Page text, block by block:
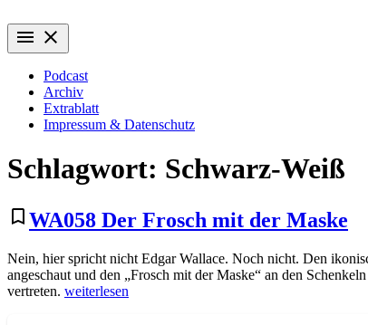
Inhalt
springen
Wiederaufführung
Alte Filme. Neu entdeckt.
menu close
Podcast
Archiv
Extrablatt
Impressum & Datenschutz
Schlagwort: Schwarz-Weiß
bookmark_border WA058 Der Frosch mit der Maske
Nein, hier spricht nicht Edgar Wallace. Noch nicht. Den
angeschaut und den „Frosch mit der Maske“ an den
vertreten. „WA058
weiterlesen